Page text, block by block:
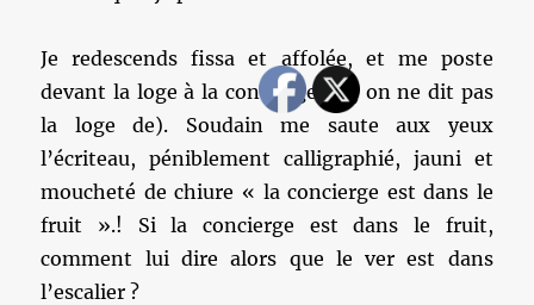
Je redescends fissa et affolée, et me poste
devant la loge à la concierge (ici, on ne dit pas
la loge de). Soudain me saute aux yeux
l’écriteau, péniblement calligraphié, jauni et
moucheté de chiure « la concierge est dans le
fruit ».! Si la concierge est dans le fruit,
comment lui dire alors que le ver est dans
l’escalier ?